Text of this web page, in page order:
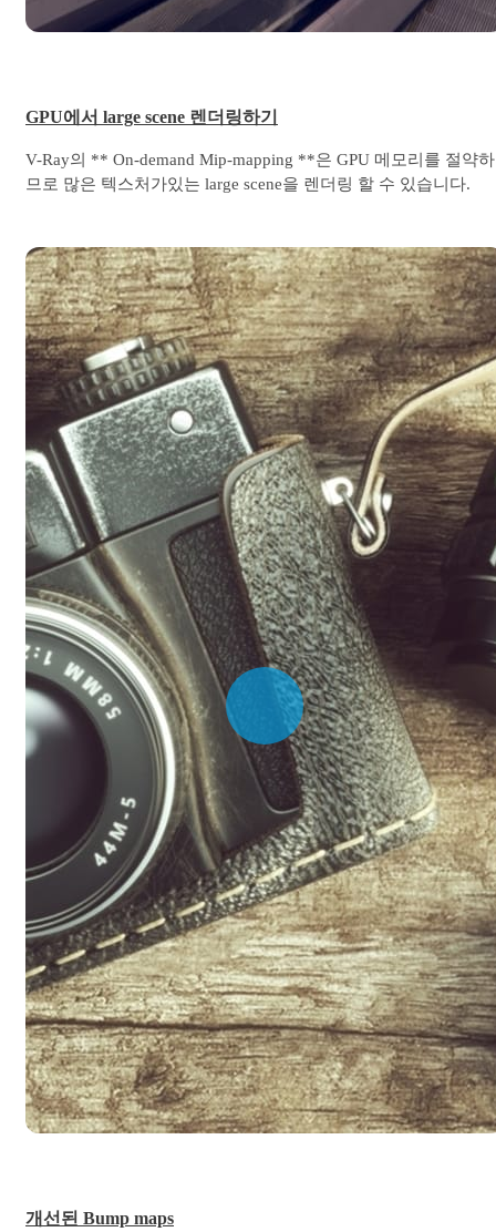
GPU에서 large scene 렌더링하기
V-Ray의 ** On-demand Mip-mapping **은 GPU 메모리를 절약하
므로 많은 텍스처가있는 large scene을 렌더링 할 수 있습니다.
개선된 Bump maps